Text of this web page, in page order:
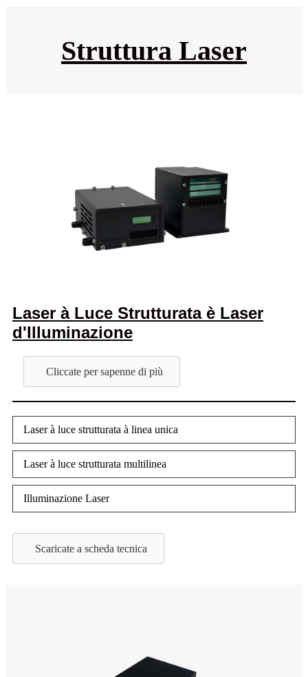
Struttura Laser
Laser à Luce Strutturata è Laser
d'Illuminazione
Cliccate per sapenne di più
Laser à luce strutturata à linea unica
Laser à luce strutturata multilinea
Illuminazione Laser
Scaricate a scheda tecnica